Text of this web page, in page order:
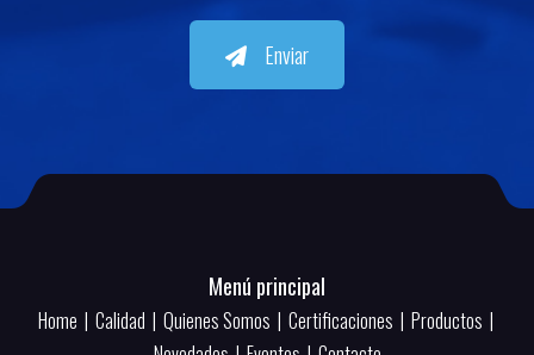
Enviar
Menú principal
Home | Calidad | Quienes Somos | Certificaciones | Productos |